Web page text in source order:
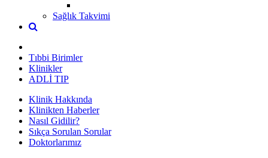
Sağlık Takvimi
Tıbbi Birimler
Klinikler
ADLİ TIP
Klinik Hakkında
Klinikten Haberler
Nasıl Gidilir?
Sıkça Sorulan Sorular
Doktorlarımız